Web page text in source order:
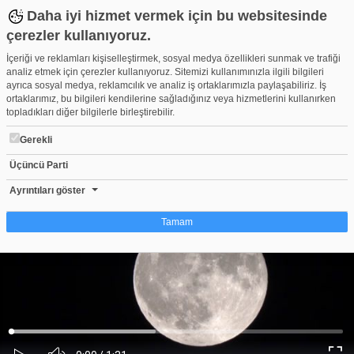
Daha iyi hizmet vermek için bu websitesinde
çerezler kullanıyoruz.
İçeriği ve reklamları kişiselleştirmek, sosyal medya özellikleri sunmak ve trafiği
analiz etmek için çerezler kullanıyoruz. Sitemizi kullanımınızla ilgili bilgileri
ayrıca sosyal medya, reklamcılık ve analiz iş ortaklarımızla paylaşabiliriz. İş
ortaklarımız, bu bilgileri kendilerine sağladığınız veya hizmetlerini kullanırken
topladıkları diğer bilgilerle birleştirebilir.
Gerekli
Üçüncü Parti
Ayrıntıları göster
Tamam
Çerezler, web-sitelerinin, kullanıcıların deneyimlerini daha verimli hale getirmek
amacıyla kullandığı küçük metin dosyalarıdır. Yasalara göre, bu sitenin
işletilmesi için kesinlikle gerekli olan çerezleri cihazınıza yerleştirebiliyoruz.
Diğer çerez türleri için sizden izin almamız gerekiyor. Bu site farklı çerez türleri
kullanmaktadır. Bazı çerezler, sayfalarımızda yer alan üçüncü şahıs hizmetleri
tarafından yerleştirilir. İzniniz şu alanlar için geçerlidir: web.tv
Ses
Yüklendi:
Yükleniyor:
Bursa’da dolunay şöleni yaşandı